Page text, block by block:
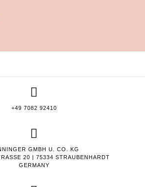
+49 7082 92410
GMBH U. CO. KG
20 | 75334 STRAUBENHARDT
GERMANY